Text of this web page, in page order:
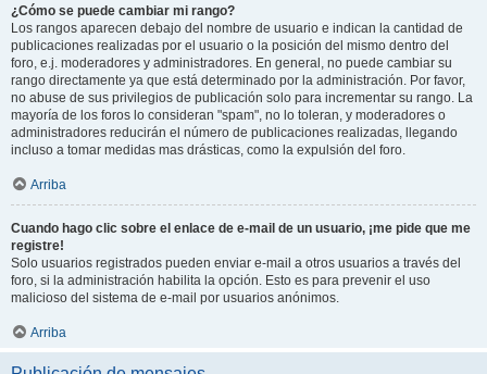
¿Cómo se puede cambiar mi rango?
Los rangos aparecen debajo del nombre de usuario e indican la cantidad de
publicaciones realizadas por el usuario o la posición del mismo dentro del
foro, e.j. moderadores y administradores. En general, no puede cambiar su
rango directamente ya que está determinado por la administración. Por favor,
no abuse de sus privilegios de publicación solo para incrementar su rango. La
mayoría de los foros lo consideran "spam", no lo toleran, y moderadores o
administradores reducirán el número de publicaciones realizadas, llegando
incluso a tomar medidas mas drásticas, como la expulsión del foro.
Arriba
Cuando hago clic sobre el enlace de e-mail de un usuario, ¡me pide que me
registre!
Solo usuarios registrados pueden enviar e-mail a otros usuarios a través del
foro, si la administración habilita la opción. Esto es para prevenir el uso
malicioso del sistema de e-mail por usuarios anónimos.
Arriba